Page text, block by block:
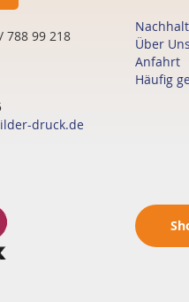
788 99 218
druck.de
Über Uns
Anfahrt
Häufig